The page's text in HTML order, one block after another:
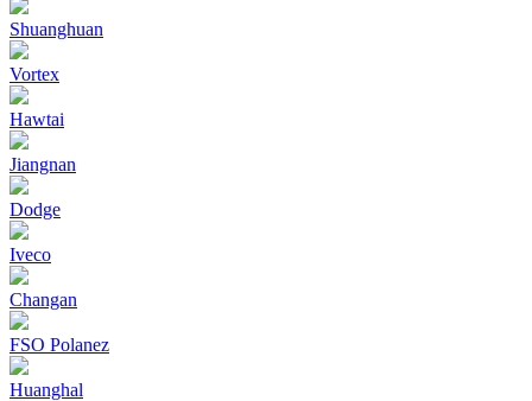
Shuanghuan
Vortex
Hawtai
Jiangnan
Dodge
Iveco
Changan
FSO Polanez
Huanghal